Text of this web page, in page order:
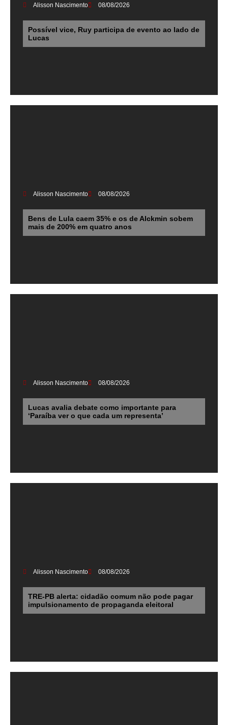
Alisson Nascimento 08/08/2026
Possível vice, Ruy participa de evento ao lado de
Lucas
Alisson Nascimento 08/08/2026
Bens de Lula caem 35% e os de Alckmin sobem
mais de 200% em quatro anos
Alisson Nascimento 08/08/2026
Lucas avalia debate como importante para
‘Paraíba ver o que cada um representa’
Alisson Nascimento 08/08/2026
TRE-PB alerta: cidadão comum não pode pagar
impulsionamento de propaganda eleitoral